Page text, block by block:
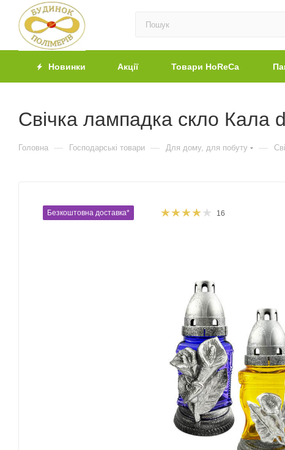
Новинки Акції Товари HoReCa
Свічка лампадка скло Кала
Головна — Господарські товари — Для дому, для побуту —
Безкоштовна доставка* 16